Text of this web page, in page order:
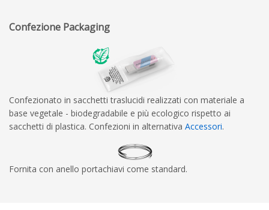
Confezione Packaging
Confezionato in sacchetti traslucidi realizzati con materiale a
base vegetale - biodegradabile e più ecologico rispetto ai
sacchetti di plastica. Confezioni in alternativa Accessori.
Fornita con anello portachiavi come standard.